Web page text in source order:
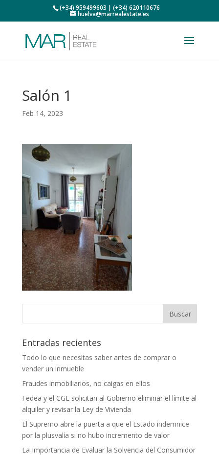
(+34) 959499603 | (+34) 620110676
huelva@marrealestate.es
Salón 1
Feb 14, 2023
Entradas recientes
Todo lo que necesitas saber antes de comprar o
vender un inmueble
Fraudes inmobiliarios, no caigas en ellos
Fedea y el CGE solicitan al Gobierno eliminar el límite al
alquiler y revisar la Ley de Vivienda
El Supremo abre la puerta a que el Estado indemnice
por la plusvalía si no hubo incremento de valor
La Importancia de Evaluar la Solvencia del Consumidor